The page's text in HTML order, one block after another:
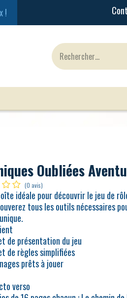
!
Oubliées
(0 avis)
idéale pour découvrir le jeu de
tous les outils nécessaires
de présentation du jeu
de règles simplifiées
prêts à jouer
verso